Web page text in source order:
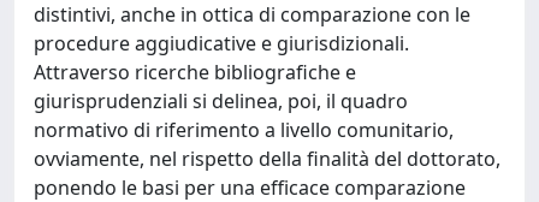
distintivi, anche in ottica di comparazione con le
procedure aggiudicative e giurisdizionali.
Attraverso ricerche bibliografiche e
giurisprudenziali si delinea, poi, il quadro
normativo di riferimento a livello comunitario,
ovviamente, nel rispetto della finalità del dottorato,
ponendo le basi per una efficace comparazione